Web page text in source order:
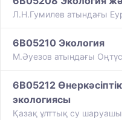
Л.Н.Гумилев атындағы
6B05210 Экология
М.Әуезов атындағы
6B05212
экологиясы
​Қазақ ұлттық су